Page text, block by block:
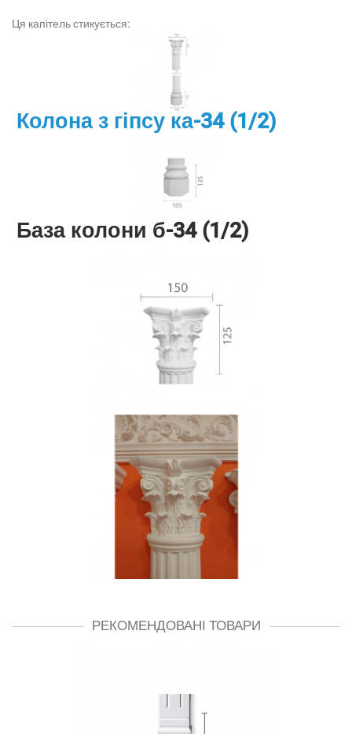
Ця капітель стикується:
Колона з гіпсу ка-34 (1/2)
База колони б-34 (1/2)
РЕКОМЕНДОВАНІ ТОВАРИ